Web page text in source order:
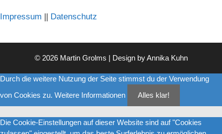
Impressum || Datenschutz
© 2026 Martin Grolms | Design byAnnika Kuhn
Durch die weitere Nutzung der Seite stimmst du der Verwendung
von Cookies zu. Weitere Informationen Alles klar!
Die Cookie-Einstellungen auf dieser Website sind auf "Cookies